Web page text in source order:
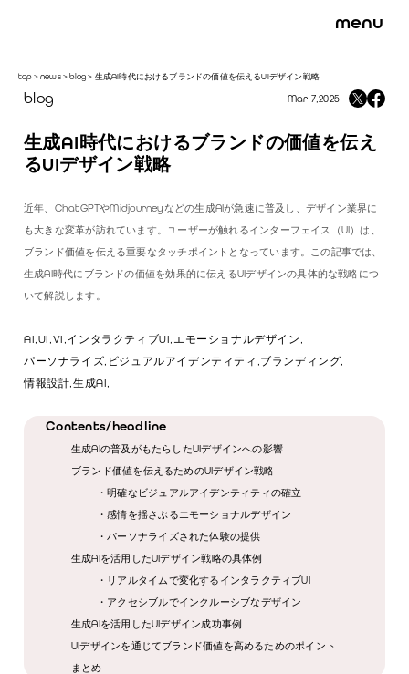
menu
top > news > blog > 生成AI時代におけるブランドの価値を伝えるUIデザイン戦略
blog Mar 7,2025
生成AI時代におけるブランドの価値を伝え
るUIデザイン戦略
近年、ChatGPTやMidjourneyなどの生成AIが急速に普及し、デザイン業界に
も大きな変革が訪れています。ユーザーが触れるインターフェイス（UI）は、
ブランド価値を伝える重要なタッチポイントとなっています。この記事では、
生成AI時代にブランドの価値を効果的に伝えるUIデザインの具体的な戦略につ
いて解説します。
AI,UI,VI,インタラクティブUI,エモーショナルデザイン,
パーソナライズ, ビジュアルアイデンティティ,ブランディング,
情報設計,生成AI,
Contents/headline
生成AIの普及がもたらしたUIデザインへの影響
ブランド価値を伝えるためのUIデザイン戦略
・明確なビジュアルアイデンティティの確立
・感情を揺さぶるエモーショナルデザイン
・パーソナライズされた体験の提供
生成AIを活用したUIデザイン戦略の具体例
・リアルタイムで変化するインタラクティブUI
・アクセシブルでインクルーシブなデザイン
生成AIを活用したUIデザイン成功事例
UIデザインを通じてブランド価値を高めるためのポイント
まとめ